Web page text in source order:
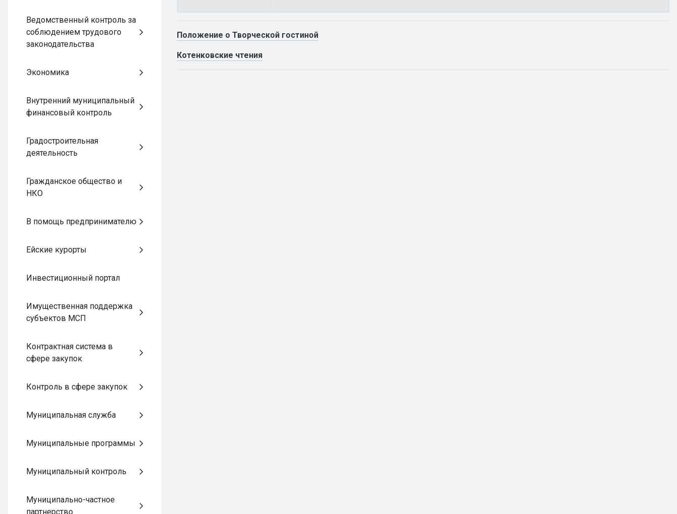
Ведомственный контроль за
соблюдением трудового
законодательства
Экономика
Внутренний муниципальный
финансовый контроль
Градостроительная
деятельность
Гражданское общество и
НКО
В помощь предпринимателю
Ейские курорты
Инвестиционный портал
Имущественная поддержка
субъектов МСП
Контрактная система в
сфере закупок
Контроль в сфере закупок
Муниципальная служба
Муниципальные программы
Муниципальный контроль
Муниципально-частное
партнерство
Положение о Творческой гостиной
Котенковские чтения